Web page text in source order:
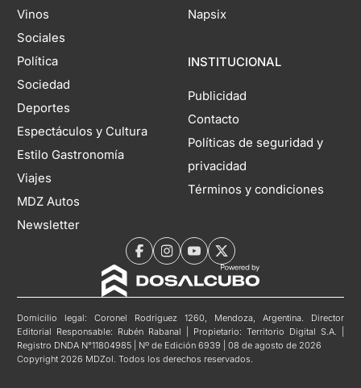
Vinos
Sociales
Política
Sociedad
Deportes
Espectáculos y Cultura
Estilo Gastronomía
Viajes
MDZ Autos
Newsletter
Napsix
INSTITUCIONAL
Publicidad
Contacto
Políticas de seguridad y
privacidad
Términos y condiciones
Domicilio legal: Coronel Rodríguez 1260, Mendoza, Argentina. Director
Editorial Responsable: Rubén Rabanal | Propietario: Territorio Digital S.A. |
Registro DNDA N°11804985 | Nº de Edición 6939 | 08 de agosto de 2026
Copyright 2026 MDZol. Todos los derechos reservados.